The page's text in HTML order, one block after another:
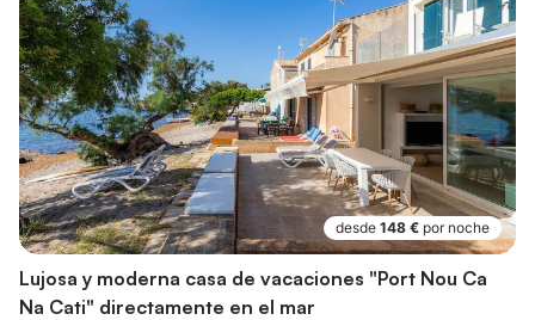
desde 148 € por noche
Lujosa y moderna casa de vacaciones "Port Nou Ca
Na Cati" directamente en el mar